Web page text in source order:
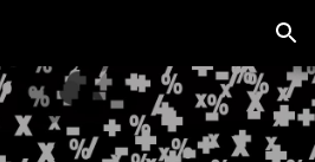
Skip to navigation